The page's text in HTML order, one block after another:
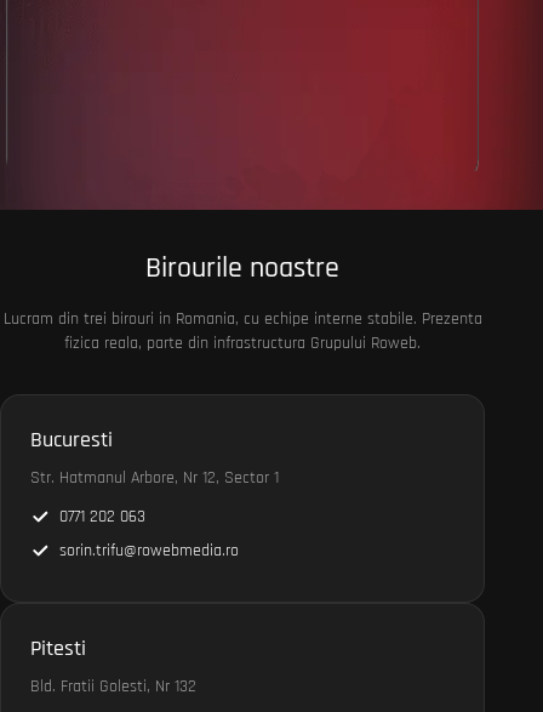
Birourile noastre
Lucram din trei birouri in Romania, cu echipe interne stabile. Prezenta
fizica reala, parte din infrastructura Grupului Roweb.
Bucuresti
Str. Hatmanul Arbore, Nr 12, Sector 1
0771 202 063
sorin.trifu@rowebmedia.ro
Pitesti
Bld. Fratii Golesti, Nr 132